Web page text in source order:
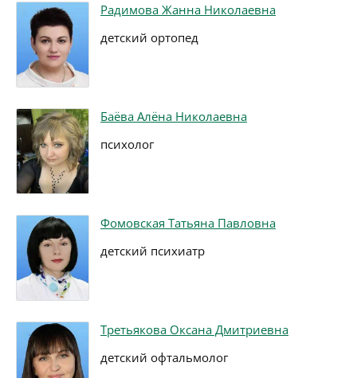
Радимова Жанна Николаевна
детский ортопед
Баёва Алёна Николаевна
психолог
Фомовская Татьяна Павловна
детский психиатр
Третьякова Оксана Дмитриевна
детский офтальмолог